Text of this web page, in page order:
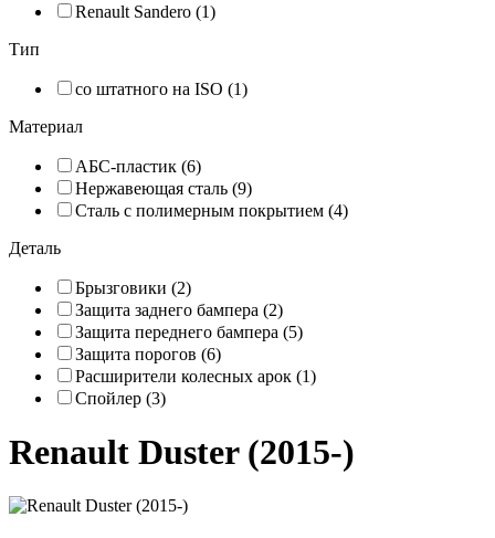
Renault Sandero (1)
Тип
со штатного на ISO (1)
Материал
АБС-пластик (6)
Нержавеющая сталь (9)
Сталь с полимерным покрытием (4)
Деталь
Брызговики (2)
Защита заднего бампера (2)
Защита переднего бампера (5)
Защита порогов (6)
Расширители колесных арок (1)
Спойлер (3)
Renault Duster (2015-)